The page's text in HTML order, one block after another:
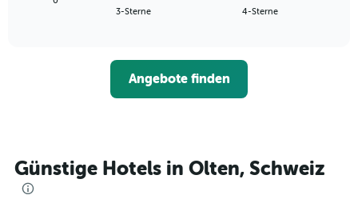
Achse,
die
den
Tagen,
aggregiert
nach
3-Sterne 4-Sterne
Angebote finden
Günstige Hotels in Olten, Schweiz